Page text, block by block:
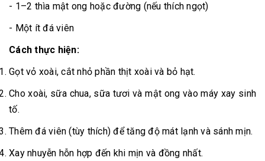
- 1–2 thìa mật ong hoặc đường (nếu thích ngọt)
- Một ít đá viên
Cách thực hiện:
Gọt vỏ xoài, cắt nhỏ phần thịt xoài và bỏ hạt.
Cho xoài, sữa chua, sữa tươi và mật ong vào máy xay sinh
tố.
Thêm đá viên (tùy thích) để tăng độ mát lạnh và sánh mịn.
Xay nhuyễn hỗn hợp đến khi mịn và đồng nhất.